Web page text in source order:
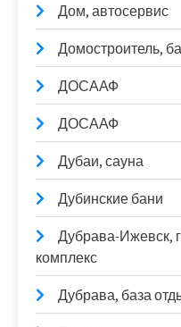
Дом, автосервис
Домостроитель,
ДОСААФ
ДОСААФ
Дубаи, сауна
Дубинские бани
Дубрава-Ижевск,
комплекс
Дубрава, база